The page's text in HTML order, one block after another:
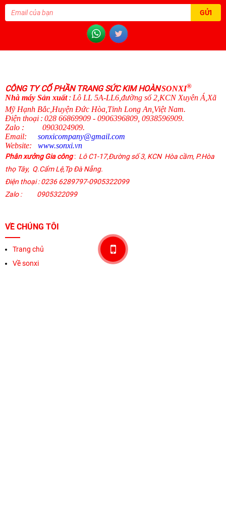
CÔNG TY CỔ PHẦN TRANG SỨC KIM HOÀNSONXI ®
Nhà máy Sản xuất: Lô LL 5A-LL6,đường số 2,KCN Xuyên Á,Xã
Mỹ Hạnh Bắc,Huyện Đức Hòa,Tỉnh Long An,Việt Nam.
Điện thoại:028 66869909 - 0906396809, 0938596909
Zalo:0903024909.
Email:
sonxicompany@gmail.com
www.sonxi.
Phân xưởng Gia công :Lô C1-17,Đường số 3, KCN Hòa cầm, P.Hòa
thọ Tây,Q.Cẩm Lệ,Tp Đà Nẵng.
Điện thoại
: 0236 6289797-0905322099
VỀ CHÚNG TÔI
Trang chủ